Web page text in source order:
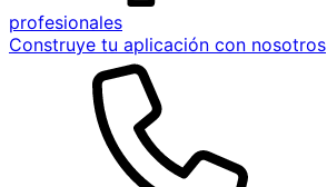
profesionales
Construye tu aplicación con nosotros